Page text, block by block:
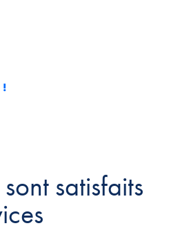
!
satisfaits